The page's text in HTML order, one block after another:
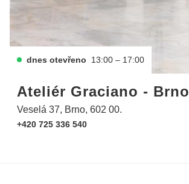
dnes otevřeno 13:00 – 17:00
Ateliér Graciano - Brno
Veselá 37, Brno, 602 00.
+420 725 336 540